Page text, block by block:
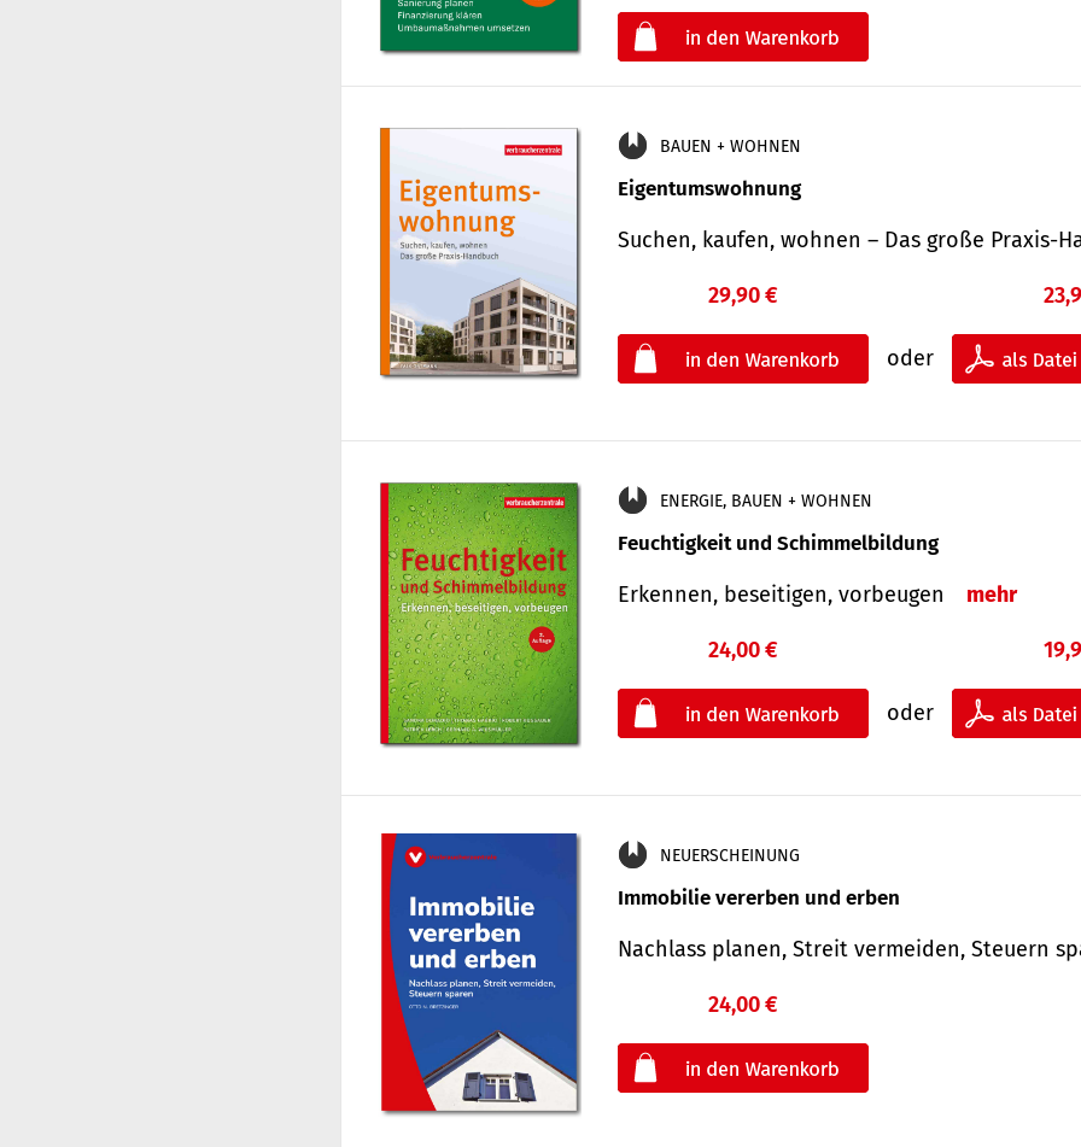
BAUEN + WOHNEN
Eigentumswohnung
Suchen, kaufen, wohnen – Das große Praxis-
29,90 €
oder
ENERGIE, BAUEN + WOHNEN
Feuchtigkeit und Schimmelbildung
Erkennen, beseitigen, vorbeugen mehr
24,00 €
oder
NEUERSCHEINUNG
Immobilie vererben und erben
Nachlass planen, Streit vermeiden, Steuern
24,00 €